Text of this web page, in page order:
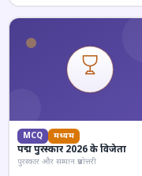
MCQ मध्यम
पद्म पुरस्कार 2026 के विजेता
पुरस्कार और सम्मान प्रश्नोत्तरी